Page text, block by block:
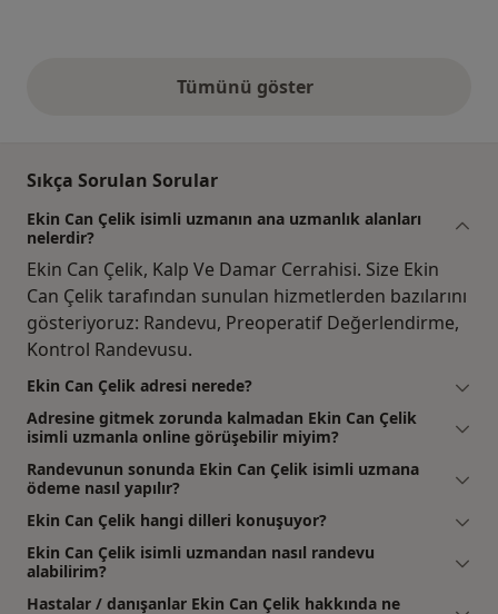
Tümünü gösteryukarıdaki görüşler
Sıkça Sorulan Sorular
Ekin Can Çelik isimli uzmanın ana uzmanlık alanları
nelerdir?
Ekin Can Çelik, Kalp Ve Damar Cerrahisi. Size Ekin
Can Çelik tarafından sunulan hizmetlerden bazılarını
gösteriyoruz: Randevu, Preoperatif Değerlendirme,
Kontrol Randevusu.
Ekin Can Çelik adresi nerede?
Adresine gitmek zorunda kalmadan Ekin Can Çelik
isimli uzmanla online görüşebilir miyim?
Randevunun sonunda Ekin Can Çelik isimli uzmana
ödeme nasıl yapılır?
Ekin Can Çelik hangi dilleri konuşuyor?
Ekin Can Çelik isimli uzmandan nasıl randevu
alabilirim?
Hastalar / danışanlar Ekin Can Çelik hakkında ne